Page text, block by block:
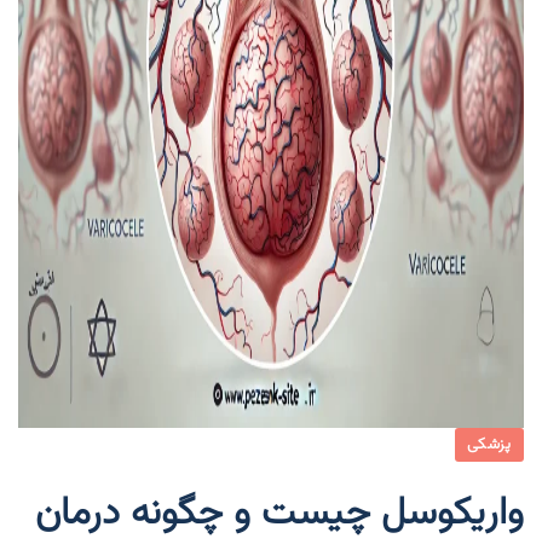
پزشکی
واریکوسل چیست و چگونه درمان